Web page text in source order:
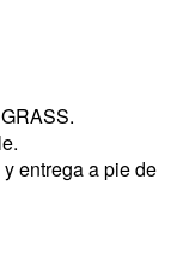
entrega a pie de